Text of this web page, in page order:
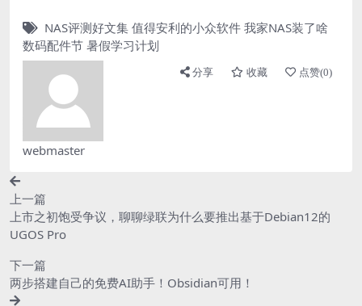
NAS评测好文集 值得安利的小众软件 我家NAS装了啥
数码配件节 暑假学习计划
webmaster
分享 收藏 点赞(0)
上一篇
上市之初饱受争议，聊聊绿联为什么要推出基于Debian12的
UGOS Pro
下一篇
两步搭建自己的免费AI助手！Obsidian可用！